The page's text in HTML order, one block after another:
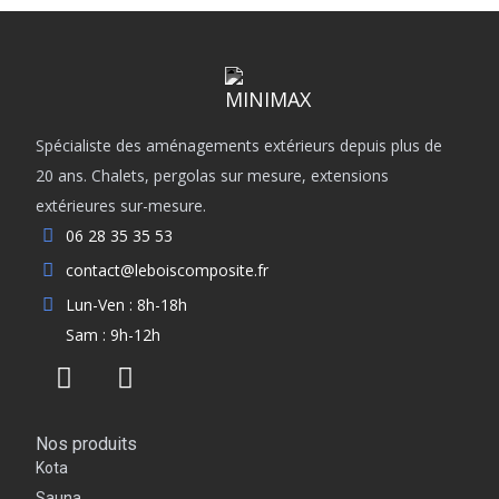
Spécialiste des aménagements extérieurs depuis plus de
20 ans. Chalets, pergolas sur mesure, extensions
extérieures sur-mesure.
06 28 35 35 53
contact@leboiscomposite.fr
Lun-Ven : 8h-18h
Sam : 9h-12h
Nos produits
Kota